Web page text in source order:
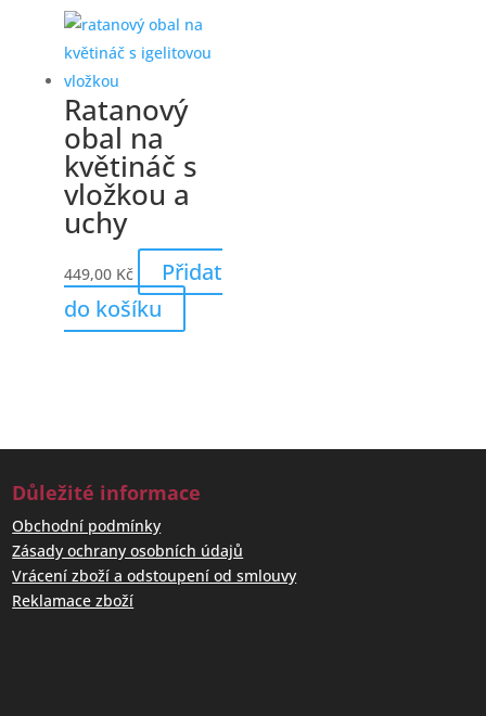
Ratanový
obal na
květináč s
vložkou a
uchy
449,00 Kč
Přidat
do košíku
Důležité informace
Obchodní podmínky
Zásady ochrany osobních údajů
Vrácení zboží a odstoupení od smlouvy
Reklamace zboží